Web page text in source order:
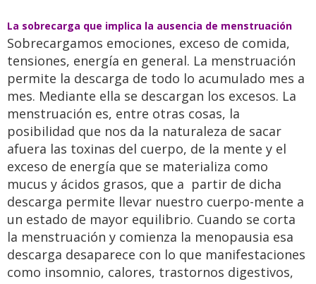
La sobrecarga que implica la ausencia de menstruación
Sobrecargamos emociones, exceso de comida,
tensiones, energía en general. La menstruación
permite la descarga de todo lo acumulado mes a
mes. Mediante ella se descargan los excesos. La
menstruación es, entre otras cosas, la
posibilidad que nos da la naturaleza de sacar
afuera las toxinas del cuerpo, de la mente y el
exceso de energía que se materializa como
mucus y ácidos grasos, que a partir de dicha
descarga permite llevar nuestro cuerpo-mente a
un estado de mayor equilibrio. Cuando se corta
la menstruación y comienza la menopausia esa
descarga desaparece con lo que manifestaciones
como insomnio, calores, trastornos digestivos,